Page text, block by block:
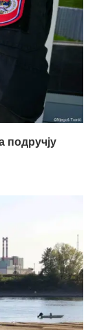
подручју